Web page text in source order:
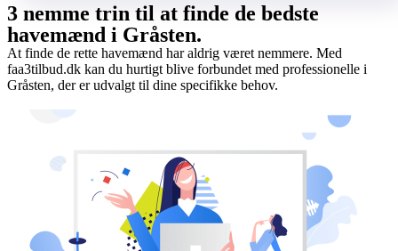
3 nemme trin til at finde de bedste
havemænd i Gråsten.
At finde de rette havemænd har aldrig været nemmere. Med
faa3tilbud.dk kan du hurtigt blive forbundet med professionelle i
Gråsten, der er udvalgt til dine specifikke behov.